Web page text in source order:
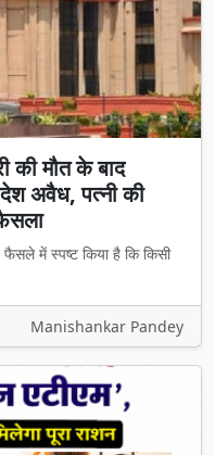
की मौत के बाद
अवैध, पत्नी की
फैसले में स्पष्ट किया है कि किसी
Manishankar Pandey